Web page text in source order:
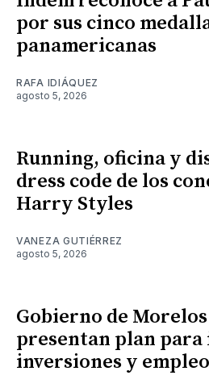
por sus cinco
panamericanas
RAFA IDIÁQUEZ
agosto 5, 2026
Running, oficina y
dress code de los
Harry Styles
VANEZA GUTIÉRREZ
agosto 5, 2026
Gobierno de
presentan plan
inversiones y